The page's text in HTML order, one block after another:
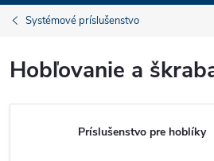
Systémové príslušenstvo
Hobľovanie a
Príslušenstvo pre hoblíky